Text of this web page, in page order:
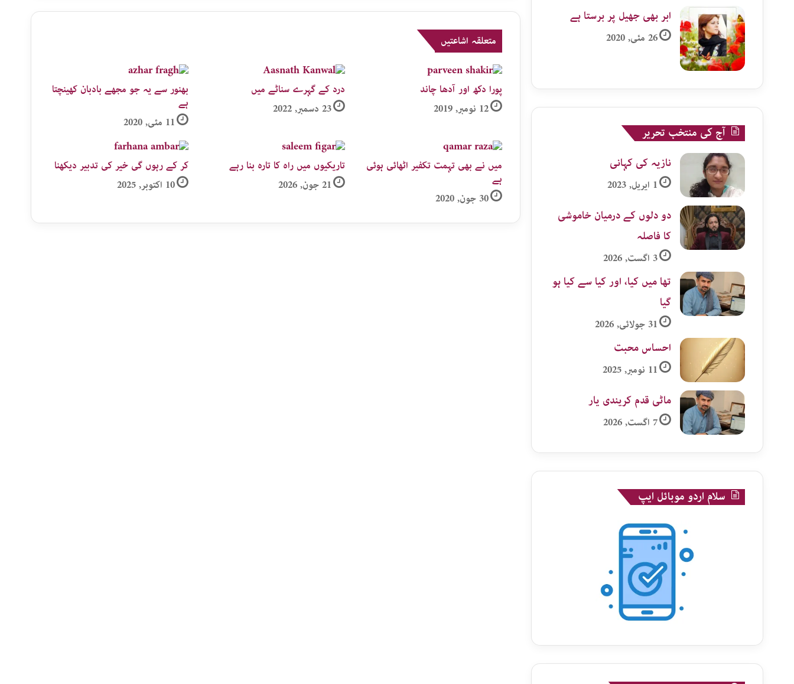
متعلقہ اشاعتیں
پورا دکھ اور آدھا چاند
12 نومبر, 2019
درد کے گہرے سناٹے میں
23 دسمبر, 2022
بھنور سے یہ جو مجھے بادبان کھینچتا
ہے
11 مئی, 2020
میں نے بھی تہمت تکفیر اٹھائی ہوئی
ہے
30 جون, 2020
تاریکیوں میں راہ کا تارہ بنا رہے
21 جون, 2026
کر کے رہوں گی خیر کی تدبیر دیکھنا
10 اکتوبر, 2025
ابر بھی جھیل پر برستا ہے
26 مئی, 2020
آج کی منتخب تحریر
نازیہ کی کہانی
1 اپریل, 2023
دو دلوں کے درمیان خاموشی
کا فاصلہ
3 اگست, 2026
تھا میں کیا، اور کیا سے کیا ہو
گیا
31 جولائی, 2026
احساس محبت
11 نومبر, 2025
ماٹی قدم کریندی یار
7 اگست, 2026
سلام اردو موبائل ایپ